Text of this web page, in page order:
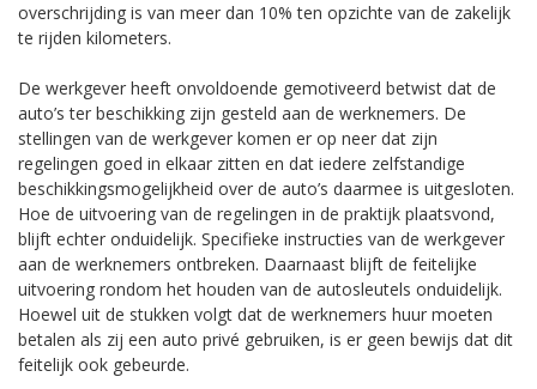
overschrijding is van meer dan 10% ten opzichte van de zakelijk
te rijden kilometers.
De werkgever heeft onvoldoende gemotiveerd betwist dat de
auto’s ter beschikking zijn gesteld aan de werknemers. De
stellingen van de werkgever komen er op neer dat zijn
regelingen goed in elkaar zitten en dat iedere zelfstandige
beschikkingsmogelijkheid over de auto’s daarmee is uitgesloten.
Hoe de uitvoering van de regelingen in de praktijk plaatsvond,
blijft echter onduidelijk. Specifieke instructies van de werkgever
aan de werknemers ontbreken. Daarnaast blijft de feitelijke
uitvoering rondom het houden van de autosleutels onduidelijk.
Hoewel uit de stukken volgt dat de werknemers huur moeten
betalen als zij een auto privé gebruiken, is er geen bewijs dat dit
feitelijk ook gebeurde.